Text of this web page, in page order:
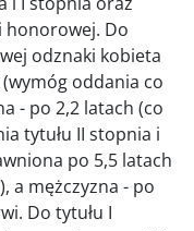
honorowej. Do
odznaki kobieta
oddania co
- po 2,2 latach (co
tytułu II stopnia i
po 5,5 latach
a mężczyzna - po
Do tytułu I